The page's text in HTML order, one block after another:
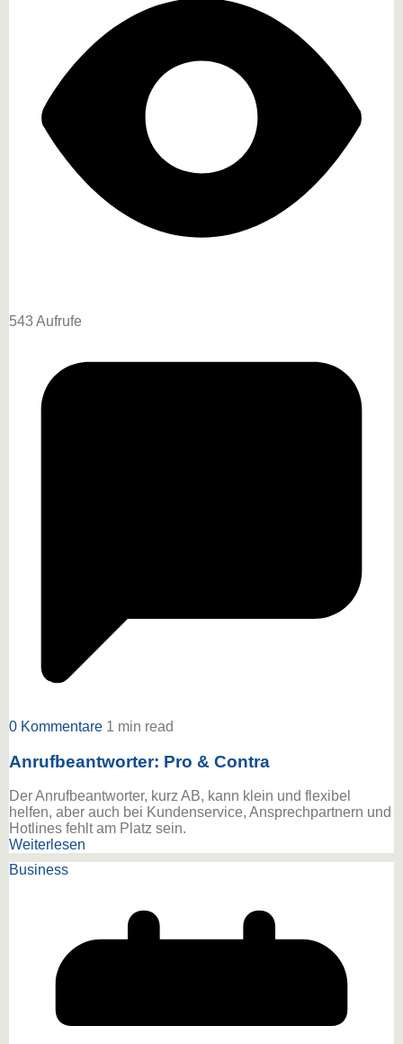
543 Aufrufe
0 Kommentare 1 min read
Anrufbeantworter: Pro & Contra
Der Anrufbeantworter, kurz AB, kann klein und flexibel
helfen, aber auch bei Kundenservice, Ansprechpartnern und
Hotlines fehlt am Platz sein.
Weiterlesen
Business